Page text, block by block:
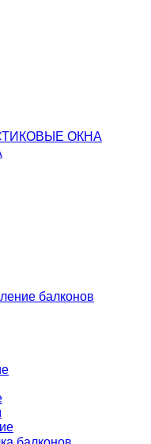
ОКНА
балконов